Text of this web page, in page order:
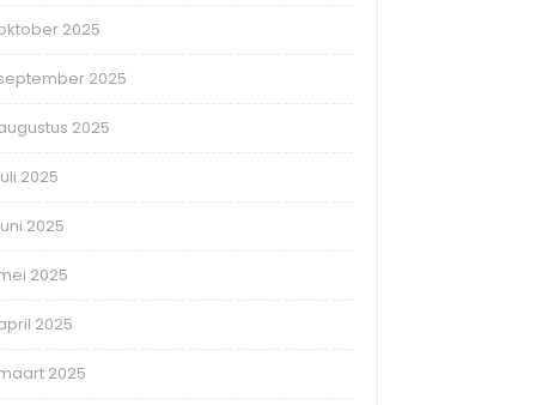
2025
2025
2025
2025
2025
2025
2025
2025